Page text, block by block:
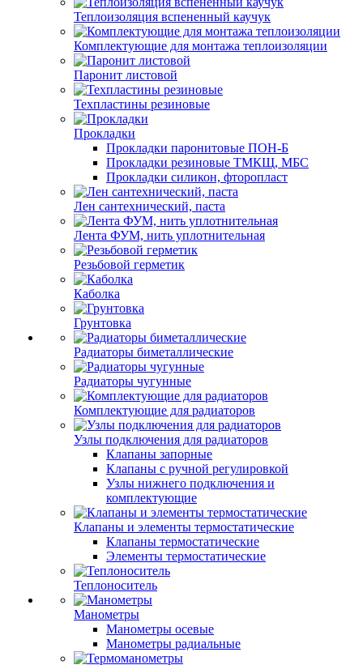
Теплоизоляция вспененный каучук
Комплектующие для монтажа теплоизоляции
Паронит листовой
Техпластины резиновые
Прокладки
Прокладки паронитовые ПОН-Б
Прокладки резиновые ТМКЩ, МБС
Прокладки силикон, фторопласт
Лен сантехнический, паста
Лента ФУМ, нить уплотнительная
Резьбовой герметик
Каболка
Грунтовка
Радиаторы биметаллические
Радиаторы чугунные
Комплектующие для радиаторов
Узлы подключения для радиаторов
Клапаны запорные
Клапаны с ручной регулировкой
Узлы нижнего подключения и
комплектующие
Клапаны и элементы термостатические
Клапаны термостатические
Элементы термостатические
Теплоноситель
Манометры
Манометры осевые
Манометры радиальные